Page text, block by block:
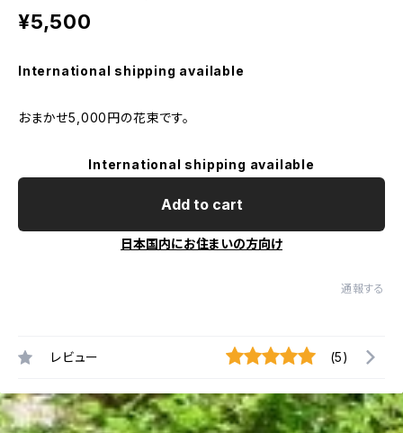
¥5,500
International shipping available
おまかせ5,000円の花束です。
International shipping available
Add to cart
日本国内にお住まいの方向け
通報する
レビュー (5)